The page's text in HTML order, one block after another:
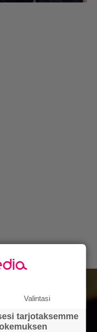
Valintasi
tarjotaksemme